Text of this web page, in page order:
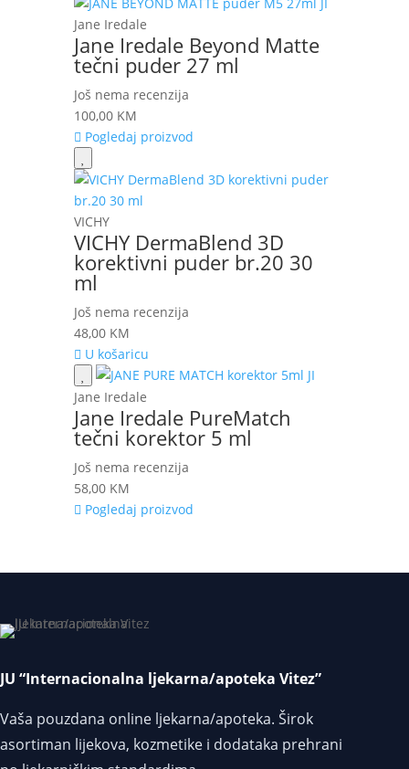
Jane Iredale
Jane Iredale Beyond Matte
tečni puder 27 ml
Još nema recenzija
100,00 KM
Pogledaj proizvod
VICHY
VICHY DermaBlend 3D
korektivni puder br.20 30
ml
Još nema recenzija
48,00 KM
U košaricu
Jane Iredale
Jane Iredale PureMatch
tečni korektor 5 ml
Još nema recenzija
58,00 KM
Pogledaj proizvod
JU “Internacionalna ljekarna/apoteka Vitez”
Vaša pouzdana online ljekarna/apoteka. Širok
asortiman lijekova, kozmetike i dodataka prehrani